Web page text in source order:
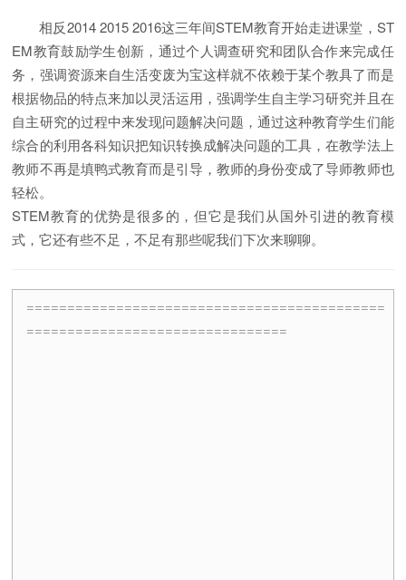
相反2014 2015 2016这三年间STEM教育开始走进课堂，ST
EM教育鼓励学生创新，通过个人调查研究和团队合作来完成任
务，强调资源来自生活变废为宝这样就不依赖于某个教具了而是
根据物品的特点来加以灵活运用，强调学生自主学习研究并且在
自主研究的过程中来发现问题解决问题，通过这种教育学生们能
综合的利用各科知识把知识转换成解决问题的工具，在教学法上
教师不再是填鸭式教育而是引导，教师的身份变成了导师教师也
轻松。
STEM教育的优势是很多的，但它是我们从国外引进的教育模
式，它还有些不足，不足有那些呢我们下次来聊聊。
============================================
================================